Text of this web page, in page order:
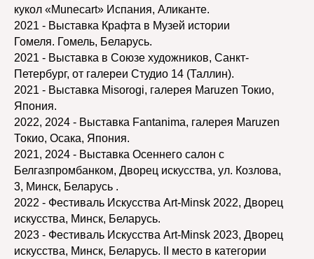
кукол «Munecart» Испания, Аликанте.
2021 - Выставка Крафта в Музей истории
Гомеля. Гомель, Беларусь.
2021 - Выставка в Союзе художников, Санкт-
Петербург, от галереи Студио 14 (Таллин).
2021 - Выставка Misorogi, галерея Maruzen Токио,
Япония.
2022, 2024 - Выставка Fantanima, галерея Maruzen
Токио, Осака, Япония.
2021, 2024 - Выставка Осеннего салон с
Белгазпромбанком, Дворец искусства, ул. Козлова,
3, Минск, Беларусь .
2022 - Фестиваль Искусства Art-Minsk 2022, Дворец
искусства, Минск, Беларусь.
2023 - Фестиваль Искусства Art-Minsk 2023, Дворец
искусства, Минск, Беларусь. II место в категории
РАБОТЫ АВТОРА